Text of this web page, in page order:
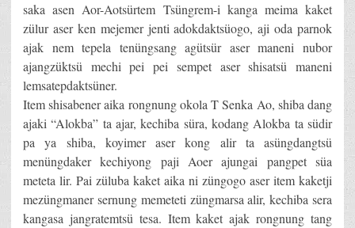
saka asen Aor-Aotsürtem Tsüngrem-i kanga meima kaket
zülur aser ken mejemer jenti adokdaktsüogo, aji oda parnok
ajak nem tepela tenüngsang agütsür aser maneni nubor
ajangzüktsü mechi pei pei sempet aser shisatsü maneni
lemsatepdaktsüner.
Item shisabener aika rongnung okola T Senka Ao, shiba dang
ajaki “Alokba” ta ajar, kechiba süra, kodang Alokba ta südir
pa ya shiba, koyimer aser kong alir ta asüngdangtsü
menüngdaker kechiyong paji Aoer ajungai pangpet süa
meteta lir. Pai züluba kaket aika ni züngogo aser item kaketji
mezüngmaner sernung memeteti züngmarsa alir, kechiba sera
kangasa jangratemtsü tesa. Item kaket ajak rongnung tang